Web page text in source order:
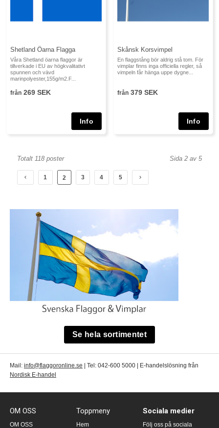
Shetland Öarna Flagga
Våra Shetland öarna flaggor är
tillverkade i EU av högkvalitativt
spunnen och vävd
marinpolyester,155g/m2.F...
från 269 SEK
Skånsk Korsvimpel
En flaggstång bör aldrig stå tom. För
vimplar finns inga officiella regler, så
vimpeln får hänga uppe dygne...
från 379 SEK
Totalt 118 poster Sida 2 av 5
1 2 3 4 5
Se hela sortimentet
Mail: info@flaggoronline.se | Tel: 042-600 5000 | E-handelslösning från
Nordisk E-handel
OM OSS
OM OSS
Toppmeny
Hem
Sociala medier
Följ oss på sociala